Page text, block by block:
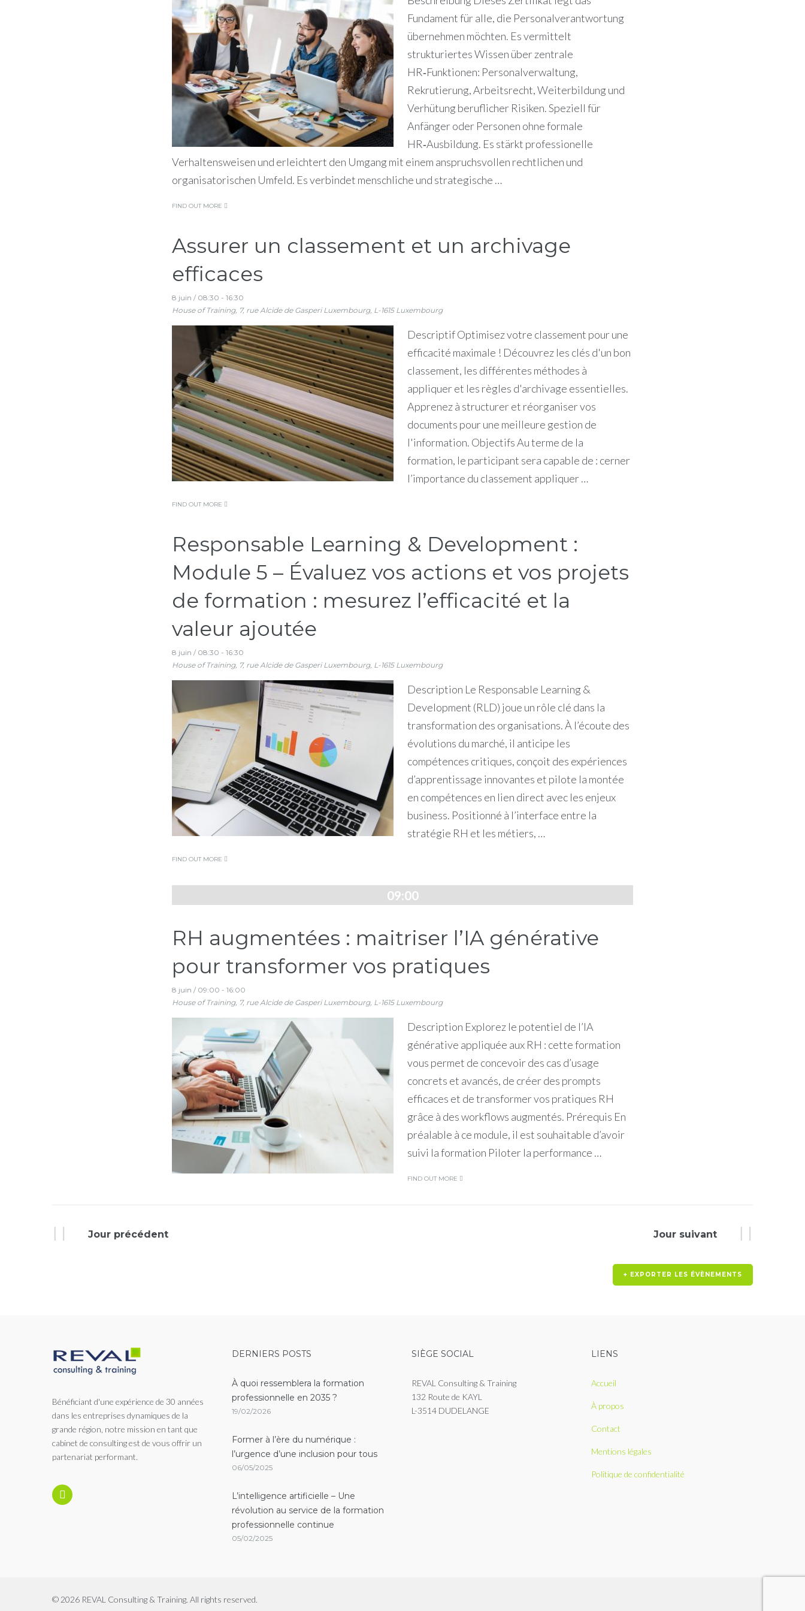
Fundament für alle, die Personalverantwortung
übernehmen möchten. Es vermittelt
strukturiertes Wissen über zentrale
HR‑Funktionen: Personalverwaltung,
Rekrutierung, Arbeitsrecht, Weiterbildung und
Verhütung beruflicher Risiken. Speziell für
Anfänger oder Personen ohne formale
HR‑Ausbildung. Es stärkt professionelle
Verhaltensweisen und erleichtert den Umgang mit einem anspruchsvollen rechtlichen und
organisatorischen Umfeld. Es verbindet menschliche und strategische …
FIND OUT MORE
Assurer un classement et un archivage
efficaces
8 juin / 08:30 - 16:30
House of Training, 7, rue Alcide de Gasperi Luxembourg, L-1615 Luxembourg
Descriptif Optimisez votre classement pour une
efficacité maximale ! Découvrez les clés d'un bon
classement, les différentes méthodes à
appliquer et les règles d'archivage essentielles.
Apprenez à structurer et réorganiser vos
documents pour une meilleure gestion de
l'information. Objectifs Au terme de la
formation, le participant sera capable de : cerner
l’importance du classement appliquer …
FIND OUT MORE
Responsable Learning & Development :
Module 5 – Évaluez vos actions et vos projets
de formation : mesurez l’efficacité et la
valeur ajoutée
8 juin / 08:30 - 16:30
House of Training, 7, rue Alcide de Gasperi Luxembourg, L-1615 Luxembourg
Description Le Responsable Learning &
Development (RLD) joue un rôle clé dans la
transformation des organisations. À l’écoute des
évolutions du marché, il anticipe les
compétences critiques, conçoit des expériences
d’apprentissage innovantes et pilote la montée
en compétences en lien direct avec les enjeux
business. Positionné à l’interface entre la
stratégie RH et les métiers, …
FIND OUT MORE
09:00
RH augmentées : maitriser l’IA générative
pour transformer vos pratiques
8 juin / 09:00 - 16:00
House of Training, 7, rue Alcide de Gasperi Luxembourg, L-1615 Luxembourg
Description Explorez le potentiel de l’IA
générative appliquée aux RH : cette formation
vous permet de concevoir des cas d’usage
concrets et avancés, de créer des prompts
efficaces et de transformer vos pratiques RH
grâce à des workflows augmentés. Prérequis En
préalable à ce module, il est souhaitable d’avoir
suivi la formation Piloter la performance …
FIND OUT MORE
Jour précédent Jour suivant
+ EXPORTER LES ÉVÈNEMENTS
Bénéficiant d'une expérience de 30 années
dans les entreprises dynamiques de la
grande région, notre mission en tant que
cabinet de consulting est de vous offrir un
partenariat performant.
DERNIERS POSTS
À quoi ressemblera la formation
professionnelle en 2035 ?
19/02/2026
Former à l’ère du numérique :
l’urgence d’une inclusion pour tous
06/05/2025
L’intelligence artificielle – Une
révolution au service de la formation
professionnelle continue
05/02/2025
SIÈGE SOCIAL
REVAL Consulting & Training
132 Route de KAYL
L-3514 DUDELANGE
LIENS
Accueil
À propos
Contact
Mentions légales
Politique de confidentialité
© 2026 REVAL Consulting & Training. All rights reserved.